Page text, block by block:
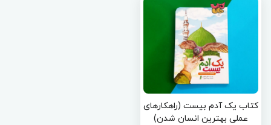
کتاب یک آدم بیست (راهکارهای
عملی بهترین انسان شدن)